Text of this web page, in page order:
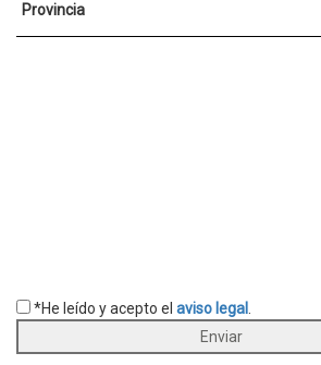
Provincia
*He leído y acepto el aviso legal
Enviar